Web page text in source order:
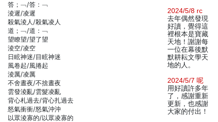
答；﹁/答：﹁
淩遲/凌遲
殺氣淩人/殺氣凌人
道；﹁/道：﹁
望瞭望/望了望
淩空/凌空
日眩神迷/目眩神迷
風卷起/風捲起
淩厲/凌厲
不舍晝夜/不捨晝夜
雲發淩亂/雲髮凌亂
背心札過去/背心扎過去
怒氣衝衝/怒氣沖沖
以眾淩寡的/以眾凌寡的
2024/5/8 rc
去年偶然發現
好讀，覺得這
裡根本是寶藏
天地！謝謝每
一位在幕後默
默耕耘文學天
地的人。
2024/5/7 呢
用好讀許多年
了，感謝重新
更新，也感謝
大家的付出！